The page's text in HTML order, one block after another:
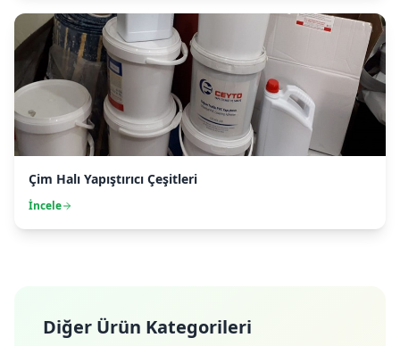
Çim Halı Yapıştırıcı Çeşitleri
İncele
Diğer Ürün Kategorileri